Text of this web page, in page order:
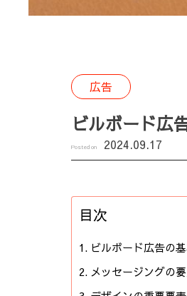
広告
ビルボード広
Posted on 2024.09.17
目次
ビルボード広告の
メッセージングの